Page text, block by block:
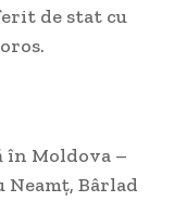
de stat cu
în Moldova –
Neamț, Bârlad